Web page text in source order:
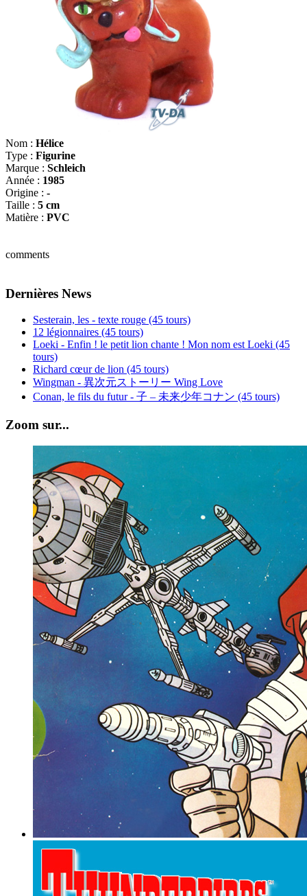
Nom : Hélice
Type : Figurine
Marque : Schleich
Année : 1985
Origine : -
Taille : 5 cm
Matière : PVC
comments
Dernières News
Sesterain, les - texte rouge (45 tours)
12 légionnaires (45 tours)
Loeki - Enfin ! le petit lion chante ! Mon nom est Loeki (45
tours)
Richard cœur de lion (45 tours)
Wingman - 異次元ストーリー Wing Love
Conan, le fils du futur - 子 – 未来少年コナン (45 tours)
Zoom sur...